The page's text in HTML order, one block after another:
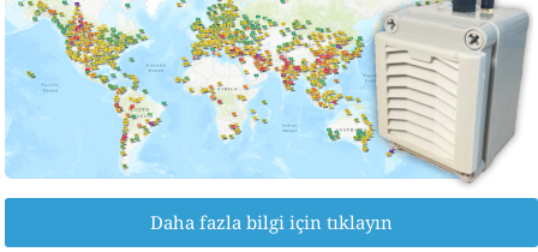
Daha fazla bilgi için tıklayın